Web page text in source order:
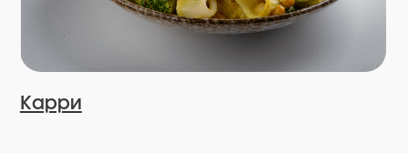
20 минут
накройте крышкой, так он набухнет и будет
почти готов. Перед подачей разогрейте,